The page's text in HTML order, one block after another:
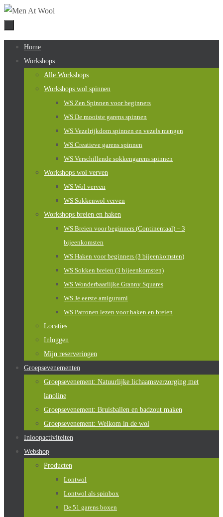
Naar
inhoud
springen
Naar
Home
Workshops
Alle Workshops
Workshops wol spinnen
WS Zen Spinnen voor beginners
WS De mooiste garens spinnen
WS Vezelrijkdom spinnen en vezels mengen
WS Creatieve garens spinnen
WS Verschillende sokkengarens spinnen
Workshops wol verven
WS Wol verven
WS Sokkenwol verven
Workshops breien en haken
WS Breien voor beginners (Continentaal) – 3
bijeenkomsten
WS Haken voor beginners (3 bijeenkomsten)
WS Sokken breien (3 bijeenkomsten)
WS Wonderbaarlijke Granny Squares
WS Je eerste amigurumi
WS Patronen lezen voor haken en breien
Locaties
Inloggen
Mijn reserveringen
Groepsevenementen
Groepsevenement: Natuurlijke lichaamsverzorging met
lanoline
Groepsevenement: Bruisballen en badzout maken
Groepsevenement: Welkom in de wol
Inloopactiviteiten
Webshop
Producten
Lontwol
Lontwol als spinbox
De 51 garens boxen